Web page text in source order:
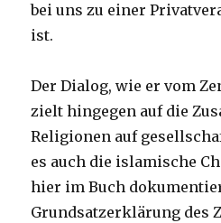
bei uns zu einer
ist.
Der Dialog, wie er vom
zielt hingegen auf die
Religionen auf
es auch die islamische
hier im Buch
Grundsatzerklärung des